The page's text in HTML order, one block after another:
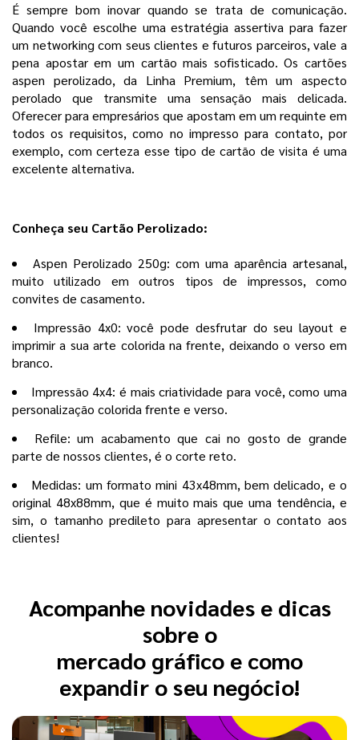
É sempre bom inovar quando se trata de comunicação.
Quando você escolhe uma estratégia assertiva para fazer
um networking com seus clientes e futuros parceiros, vale a
pena apostar em um cartão mais sofisticado. Os cartões
aspen perolizado, da Linha Premium, têm um aspecto
perolado que transmite uma sensação mais delicada.
Oferecer para empresários que apostam em um requinte em
todos os requisitos, como no impresso para contato, por
exemplo, com certeza esse tipo de cartão de visita é uma
excelente alternativa.
Conheça seu Cartão Perolizado:
Aspen Perolizado 250g: com uma aparência artesanal,
muito utilizado em outros tipos de impressos, como
convites de casamento.
Impressão 4x0: você pode desfrutar do seu layout e
imprimir a sua arte colorida na frente, deixando o verso em
branco.
Impressão 4x4: é mais criatividade para você, como uma
personalização colorida frente e verso.
Refile: um acabamento que cai no gosto de grande
parte de nossos clientes, é o corte reto.
Medidas: um formato mini 43x48mm, bem delicado, e o
original 48x88mm, que é muito mais que uma tendência, e
sim, o tamanho predileto para apresentar o contato aos
clientes!
Acompanhe novidades e dicas
sobre o
mercado gráfico e como
expandir o seu negócio!